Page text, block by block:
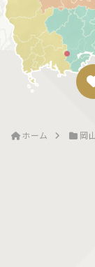
ホーム 岡